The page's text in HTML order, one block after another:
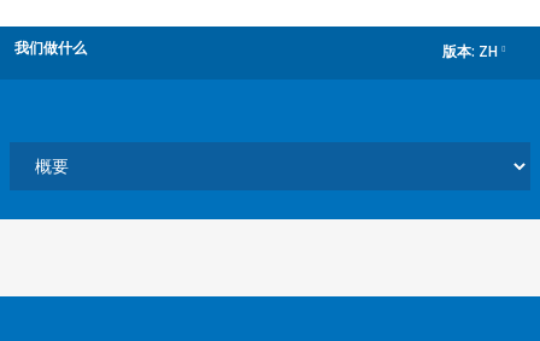
我们做什么 版本: ZH